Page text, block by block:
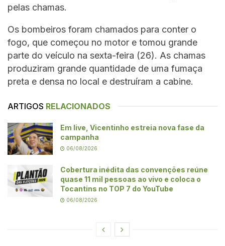
pelas chamas.
Os bombeiros foram chamados para conter o
fogo, que começou no motor e tomou grande
parte do veículo na sexta-feira (26). As chamas
produziram grande quantidade de uma fumaça
preta e densa no local e destruíram a cabine.
ARTIGOS RELACIONADOS
Em live, Vicentinho estreia nova fase da
campanha
06/08/2026
Cobertura inédita das convenções reúne
quase 11 mil pessoas ao vivo e coloca o
Tocantins no TOP 7 do YouTube
06/08/2026